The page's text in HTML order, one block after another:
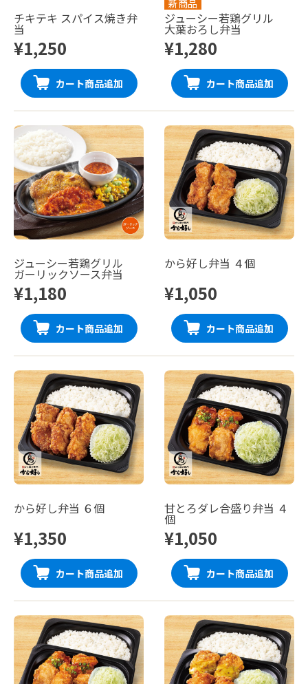
チキテキ スパイス焼き弁
当
¥1,250
カート商品追加
新商品
ジューシー若鶏グリル
大葉おろし弁当
¥1,280
カート商品追加
ジューシー若鶏グリル
ガーリックソース弁当
¥1,180
カート商品追加
から好し弁当 ４個
¥1,050
カート商品追加
から好し弁当 ６個
¥1,350
カート商品追加
甘とろダレ合盛り弁当 ４
個
¥1,050
カート商品追加